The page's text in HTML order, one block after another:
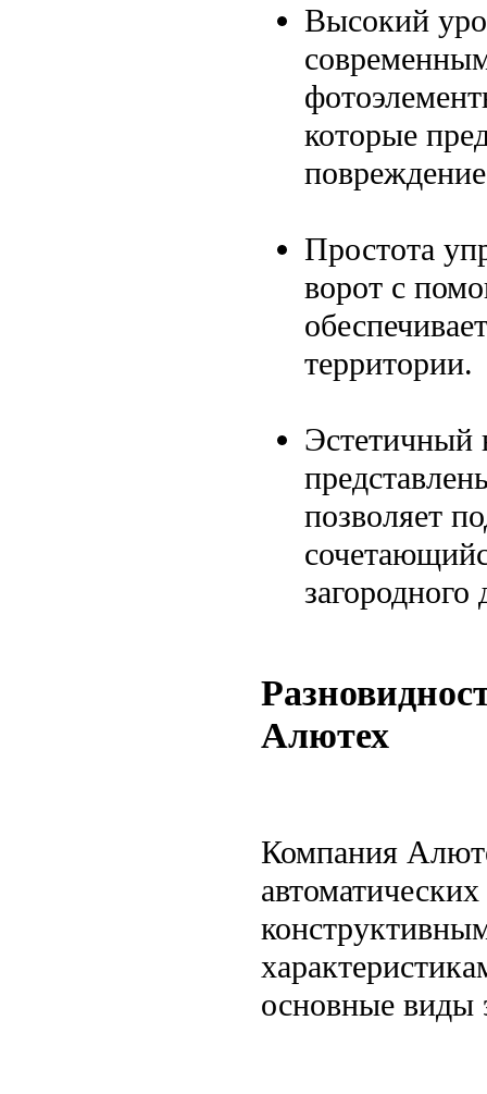
Высокий
которые
Простота
ворот с
территории.
позволяет
загородного
Алютех
Компания
основные виды